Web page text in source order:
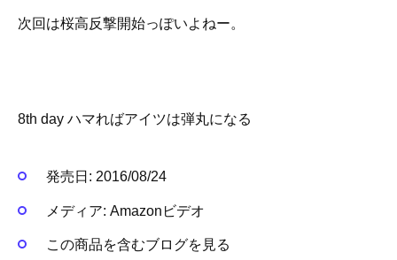
次回は桜高反撃開始っぽいよねー。
8th day ハマればアイツは弾丸になる
発売日: 2016/08/24
メディア: Amazonビデオ
この商品を含むブログを見る